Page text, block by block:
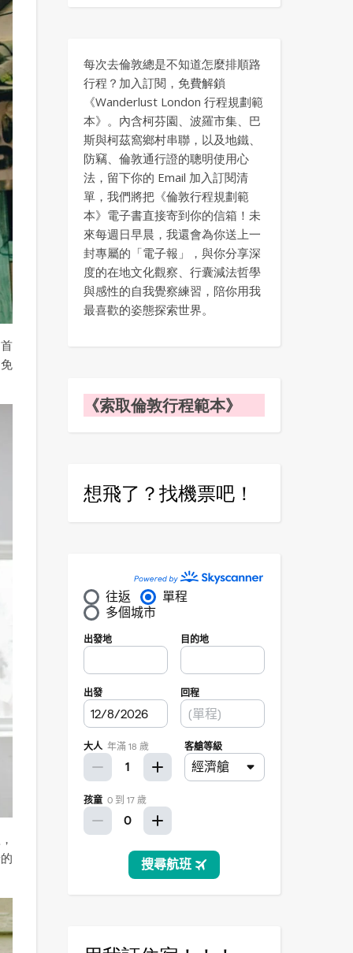
每次去倫敦總是不知道怎麼排順路
行程？加入訂閱，免費解鎖
《Wanderlust London 行程規劃範
本》。內含柯芬園、波羅市集、巴
斯與柯茲窩鄉村串聯，以及地鐵、
防竊、倫敦通行證的聰明使用心
法，留下你的 Email 加入訂閱清
單，我們將把《倫敦行程規劃範
本》電子書直接寄到你的信箱！未
來每週日早晨，我還會為你送上一
封專屬的「電子報」，與你分享深
度的在地文化觀察、行囊減法哲學
與感性的自我覺察練習，陪你用我
最喜歡的姿態探索世界。
《索取倫敦行程範本》
想飛了？找機票吧！